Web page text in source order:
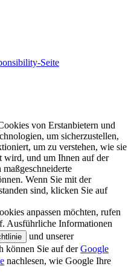
Seite
von Erstanbietern und
um sicherzustellen,
um zu verstehen, wie sie
wird, und um Ihnen auf der
Wenn Sie mit der
sind, klicken Sie auf
anpassen möchten, rufen
Ausführliche Informationen
und unserer
können Sie auf derGoogle
nachlesen, wie Google Ihre